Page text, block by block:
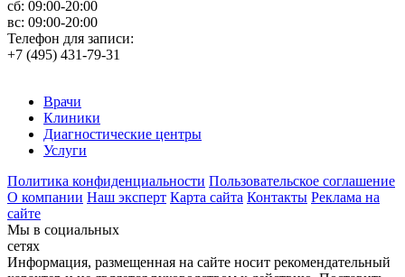
сб: 09:00-20:00
вс: 09:00-20:00
Телефон для записи:
+7 (495) 431-79-31
Врачи
Клиники
Диагностические центры
Услуги
Политика конфиденциальности Пользовательское соглашение
О компании Наш эксперт Карта сайта Контакты Реклама на
сайте
Мы в социальных
сетях
Информация, размещенная на сайте носит рекомендательный